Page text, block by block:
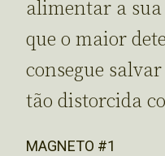
alimentar a sua
que o maior
consegue
tão distorcida
MAGNETO #1